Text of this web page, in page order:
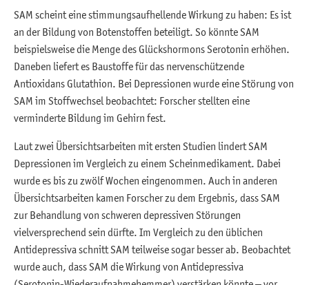
SAM scheint eine stimmungsaufhellende Wirkung zu haben: Es ist
an der Bildung von Botenstoffen beteiligt. So könnte SAM
beispielsweise die Menge des Glückshormons Serotonin erhöhen.
Daneben liefert es Baustoffe für das nervenschützende
Antioxidans Glutathion. Bei Depressionen wurde eine Störung von
SAM im Stoffwechsel beobachtet: Forscher stellten eine
verminderte Bildung im Gehirn fest.
Laut zwei Übersichtsarbeiten mit ersten Studien lindert SAM
Depressionen im Vergleich zu einem Scheinmedikament. Dabei
wurde es bis zu zwölf Wochen eingenommen. Auch in anderen
Übersichtsarbeiten kamen Forscher zu dem Ergebnis, dass SAM
zur Behandlung von schweren depressiven Störungen
vielversprechend sein dürfte. Im Vergleich zu den üblichen
Antidepressiva schnitt SAM teilweise sogar besser ab. Beobachtet
wurde auch, dass SAM die Wirkung von Antidepressiva